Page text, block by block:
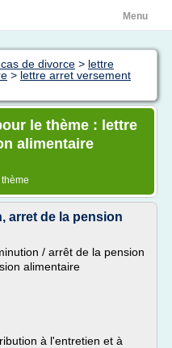
Menu
de divorce > lettre
> lettre arret versement
le thème : lettre
alimentaire
arret de la pension
/ arrêt de la pension
alimentaire
à l'entretien et à